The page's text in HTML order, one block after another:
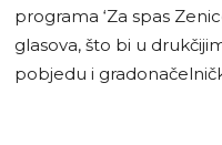
programa ‘Za spas
glasova, što bi u
pobjedu i